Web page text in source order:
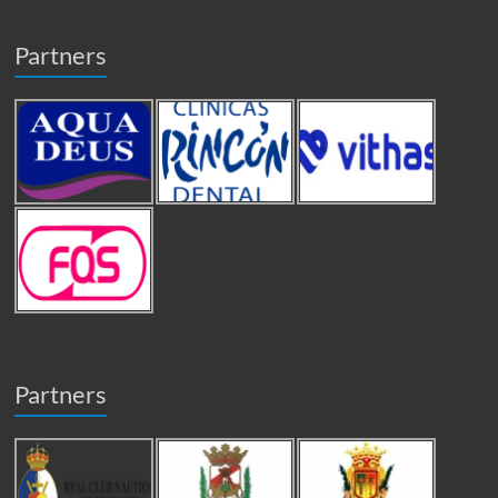
Partners
Partners